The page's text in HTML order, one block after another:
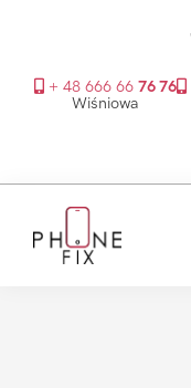
+ 48 666 66 76 76
Wiśniowa
głównego